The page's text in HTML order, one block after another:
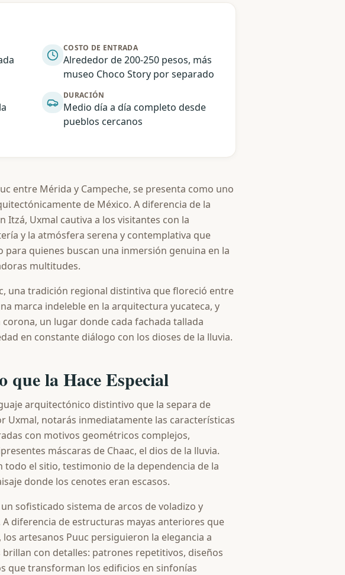
COSTO DE ENTRADA
Alrededor de 200-250 pesos, más
museo Choco Story por separado
DURACIÓN
Medio día a día completo desde
pueblos cercanos
entre Mérida y Campeche, se presenta como uno
de México. A diferencia de la
Uxmal cautiva a los visitantes con la
y la atmósfera serena y contemplativa que
para quienes buscan una inmersión genuina en la
multitudes.
una tradición regional distintiva que floreció entre
marca indeleble en la arquitectura yucateca, y
un lugar donde cada fachada tallada
en constante diálogo con los dioses de la lluvia.
la Hace Especial
arquitectónico distintivo que la separa de
Uxmal, notarás inmediatamente las características
con motivos geométricos complejos,
máscaras de Chaac, el dios de la lluvia.
todo el sitio, testimonio de la dependencia de la
donde los cenotes eran escasos.
sofisticado sistema de arcos de voladizo y
diferencia de estructuras mayas anteriores que
artesanos Puuc persiguieron la elegancia a
con detalles: patrones repetitivos, diseños
que transforman los edificios en sinfonías